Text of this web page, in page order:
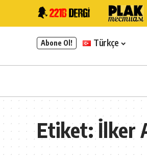
Abone Ol! Türkçe
Etiket:İlker